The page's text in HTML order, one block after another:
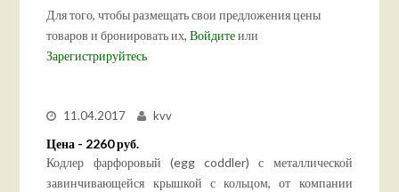
Для того, чтобы размещать свои предложения цены
товаров и бронировать их,Войдитеили
Зарегистрируйтесь
11.04.2017 kvv
Цена - 2260 руб.
Кодлер фарфоровый (egg coddler) с металлической
завинчивающейся крышкой с кольцом, от компании